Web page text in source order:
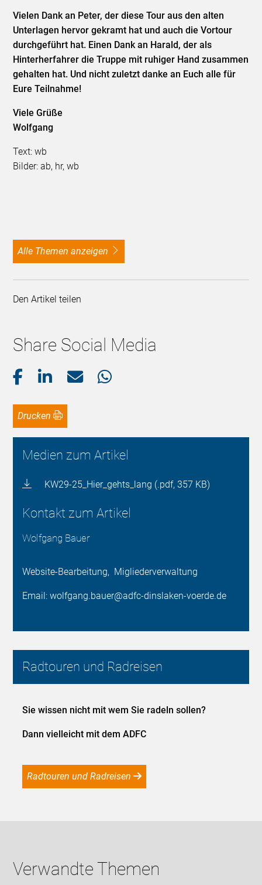
Vielen Dank an Peter, der diese Tour aus den alten
Unterlagen hervor gekramt hat und auch die Vortour
durchgeführt hat. Einen Dank an Harald, der als
Hinterherfahrer die Truppe mit ruhiger Hand zusammen
gehalten hat. Und nicht zuletzt danke an Euch alle für
Eure Teilnahme!
Viele Grüße
Wolfgang
Text: wb
Bilder: ab, hr, wb
alle Themen anzeigen
Den Artikel teilen
Share Social Media
Drucken
Medien zum Artikel
KW29-25_Hier_gehts_lang (.pdf, 357 KB)
Kontakt zum Artikel
Wolfgang Bauer
Website-Bearbeitung, Migliederverwaltung
Email: wolfgang.bauer@adfc-dinslaken-voerde.de
Radtouren und Radreisen
Sie wissen nicht mit wem Sie radeln sollen?
Dann vielleicht mit dem ADFC
Radtouren und Radreisen
Verwandte Themen